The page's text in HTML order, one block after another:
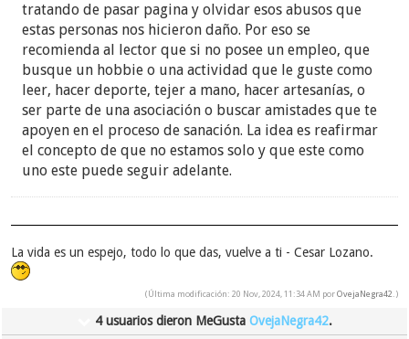
tratando de pasar pagina y olvidar esos abusos que
estas personas nos hicieron daño. Por eso se
recomienda al lector que si no posee un empleo, que
busque un hobbie o una actividad que le guste como
leer, hacer deporte, tejer a mano, hacer artesanías, o
ser parte de una asociación o buscar amistades que te
apoyen en el proceso de sanación. La idea es reafirmar
el concepto de que no estamos solo y que este como
uno este puede seguir adelante.
La vida es un espejo, todo lo que das, vuelve a ti - Cesar Lozano.
(Última modificación: 20 Nov, 2024, 11:34 AM porOvejaNegra42.)
4 usuarios dieron MeGusta OvejaNegra42.